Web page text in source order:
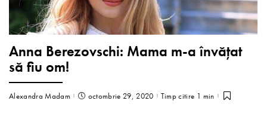
Anna Berezovschi: Mama m-a învățat
să fiu om!
Alexandra Madam octombrie 29, 2020 Timp citire 1 min